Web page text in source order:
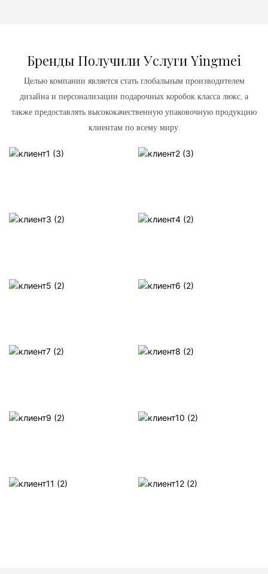
Бренды Получили Услуги Yingmei
Целью компании является стать глобальным производителем
дизайна и персонализации подарочных коробок класса люкс, а
также предоставлять высококачественную упаковочную продукцию
клиентам по всему миру.